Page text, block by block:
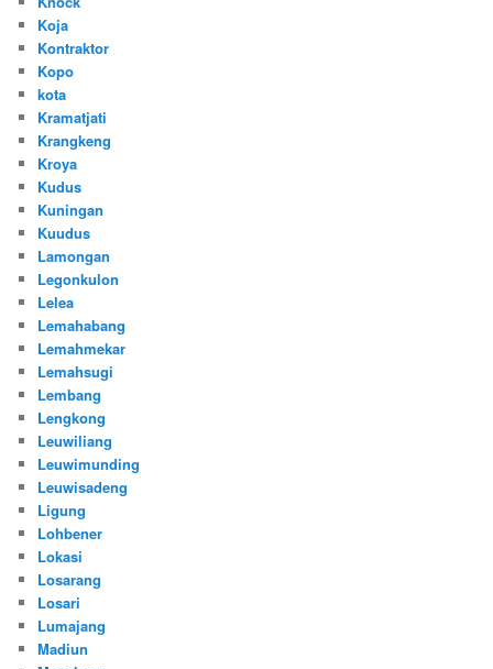
Koja
Kontraktor
Kopo
kota
Kramatjati
Krangkeng
Kroya
Kudus
Kuningan
Kuudus
Lamongan
Legonkulon
Lelea
Lemahabang
Lemahmekar
Lemahsugi
Lembang
Lengkong
Leuwiliang
Leuwimunding
Leuwisadeng
Ligung
Lohbener
Lokasi
Losarang
Losari
Lumajang
Madiun